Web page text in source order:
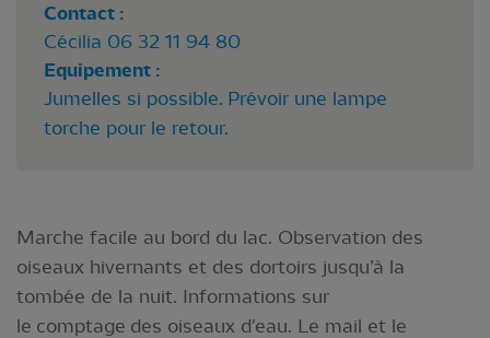
Contact :
Cécilia 06 32 11 94 80
Equipement :
Jumelles si possible. Prévoir une lampe
torche pour le retour.
Marche facile au bord du lac. Observation des
oiseaux hivernants et des dortoirs jusqu’à la
tombée de la nuit. Informations sur
le comptage des oiseaux d'eau. Le mail et le